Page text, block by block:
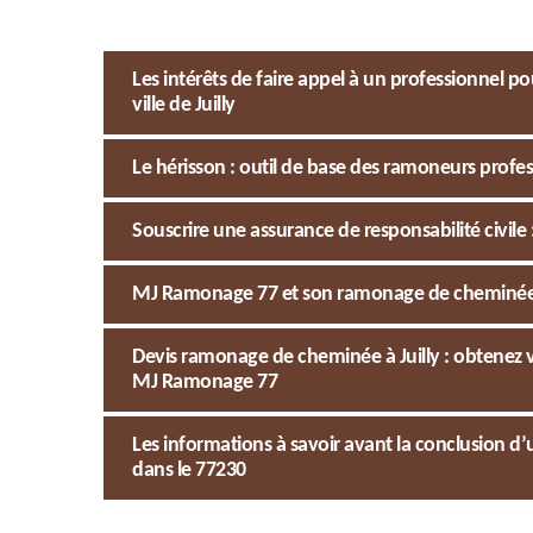
Les intérêts de faire appel à un professionnel
ville de Juilly
Le hérisson : outil de base des ramoneurs
Souscrire une assurance de responsabilité
MJ Ramonage 77 et son ramonage de
Devis ramonage de cheminée à Juilly :
MJ Ramonage 77
Les informations à savoir avant la conclusion
dans le 77230